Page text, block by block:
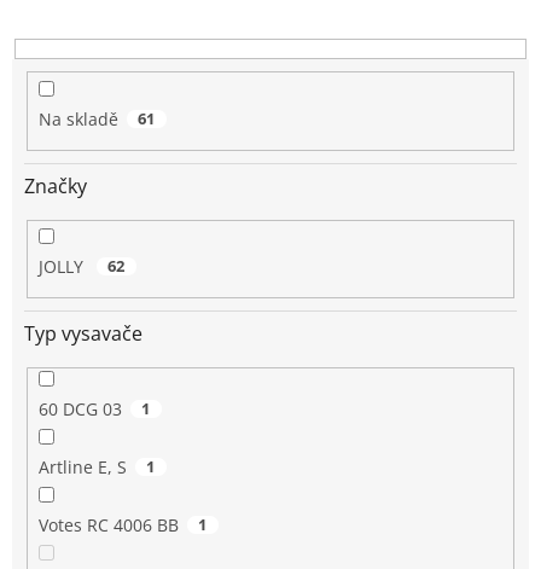
u
Na skladě 61
Značky
JOLLY 62
Typ vysavače
60 DCG 03 1
Artline E, S 1
Votes RC 4006 BB 1